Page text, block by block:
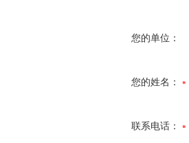
您的单位：
您的姓名：
联系电话：